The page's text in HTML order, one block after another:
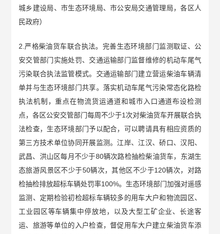
城乡建设局、市生态环境局、市公安局交通管理局，各区人
民政府）
2.严格柴油货车联合执法。完善生态环境部门监测取证、公
安交管部门实施处罚、交通运输部门监督维修的机动车尾气
污染联合执法监管模式。交通运输部门建立营运柴油车辆清
单并与生态环境部门共享。落实机动车尾气污染常态化路检
执法机制，重点在物流货运通道和城市入口通道布设检测
点，各区公安交管部门每周不少于1次对柴油货车开展联合执
法检查，生态环境部门予以配合，可以聘请具有相应资质的
第三方技术单位协同开展监测。江岸、江汉、硚口、汉阳、
武昌、洪山区每月不少于80辆次路检抽检柴油货车，东湖生
态旅游风景区不少于50辆次，其他区不少于120辆次，对路
检抽检排放超标车辆处罚率100%。生态环境部门加强对遥感
监测、定期检验初检超标车辆较多的用车大户和物流园区、
工业园区等车辆集中停放地，以及大型工矿企业、长途客
运、旅游等单位的入户检查，督促用车大户建立柴油货车添